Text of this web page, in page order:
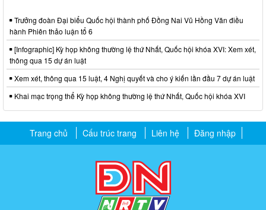
Trưởng đoàn Đại biểu Quốc hội thành phố Đồng Nai Vũ Hồng Văn điều
hành Phiên thảo luận tổ 6
[Infographic] Kỳ họp không thường lệ thứ Nhất, Quốc hội khóa XVI: Xem xét,
thông qua 15 dự án luật
Xem xét, thông qua 15 luật, 4 Nghị quyết và cho ý kiến lần đầu 7 dự án luật
Khai mạc trọng thể Kỳ họp không thường lệ thứ Nhất, Quốc hội khóa XVI
Trang chủ Cấu trúc trang Liên hệ Đăng nhập